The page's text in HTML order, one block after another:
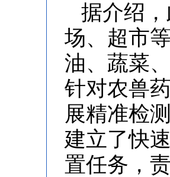
据介绍
场、超市
油、蔬菜
针对农兽
展精准检
建立了快
置任务，